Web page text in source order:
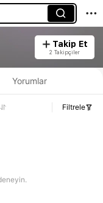
Takip Et
2 Takipçiler
Yorumlar
Filtrele